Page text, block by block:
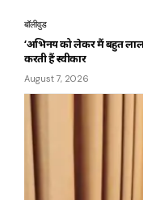
बॉलीवुड
‘अभिनय को लेकर मैं बहुत
करती हैं स्वीकार
August 7, 2026